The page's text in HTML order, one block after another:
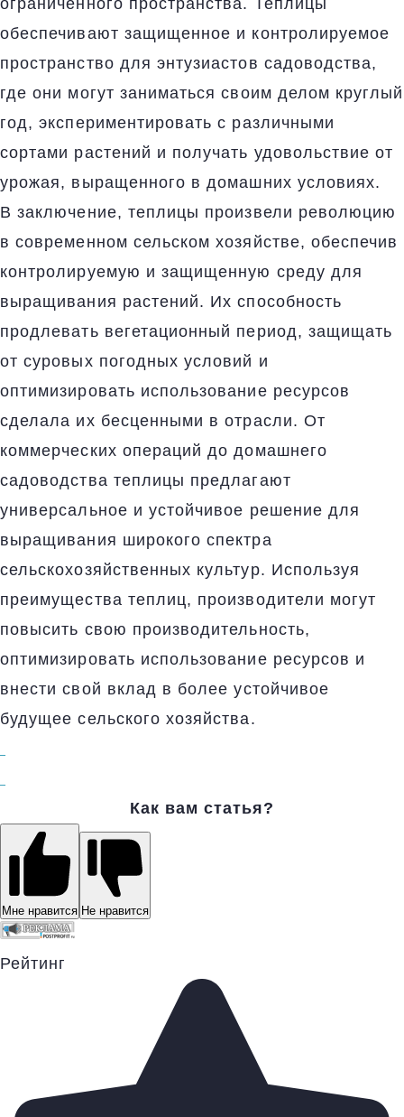
ограниченного пространства. Теплицы
обеспечивают защищенное и контролируемое
пространство для энтузиастов садоводства,
где они могут заниматься своим делом круглый
год, экспериментировать с различными
сортами растений и получать удовольствие от
урожая, выращенного в домашних условиях.
В заключение, теплицы произвели революцию
в современном сельском хозяйстве, обеспечив
контролируемую и защищенную среду для
выращивания растений. Их способность
продлевать вегетационный период, защищать
от суровых погодных условий и
оптимизировать использование ресурсов
сделала их бесценными в отрасли. От
коммерческих операций до домашнего
садоводства теплицы предлагают
универсальное и устойчивое решение для
выращивания широкого спектра
сельскохозяйственных культур. Используя
преимущества теплиц, производители могут
повысить свою производительность,
оптимизировать использование ресурсов и
внести свой вклад в более устойчивое
будущее сельского хозяйства.
Как вам статья?
Мне нравится Не нравится
Рейтинг